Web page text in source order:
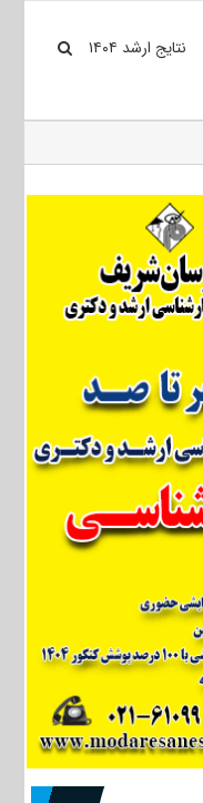
نتایج ارشد ۱۴۰۴